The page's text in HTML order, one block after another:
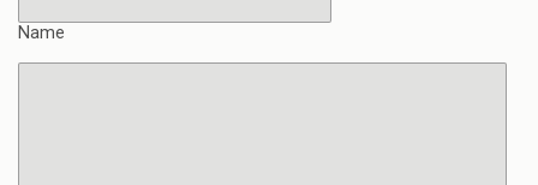
Name